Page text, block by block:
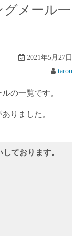
グメール一
2021年5月27日
tarou
の一覧です。
りました。
ております。